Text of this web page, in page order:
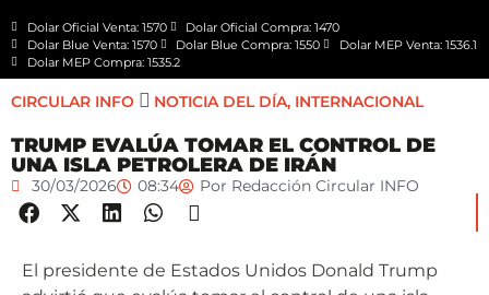
Dolar Oficial Venta: 1570
Dolar Oficial Compra: 1470
Dolar Blue Venta: 1570
Dolar Blue Compra: 1550
Dolar MEP Venta: 1536.1
Dolar MEP Compra: 1535.2
CIRCULAR INFO NOTICIA DEL DÍA, INTERNACIONAL
TRUMP EVALÚA TOMAR EL CONTROL DE
UNA ISLA PETROLERA DE IRÁN
30/03/2026 08:34 Por Redacción Circular INFO
El presidente de Estados Unidos Donald Trump